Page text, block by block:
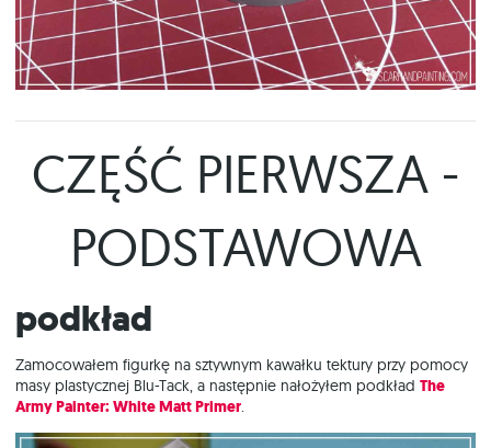
CZĘŚĆ PIERWSZA -
PODSTAWOWA
Podkład
Zamocowałem figurkę na sztywnym kawałku tektury przy pomocy
masy plastycznej Blu-Tack, a następnie nałożyłem podkład The
Army Painter: White Matt Primer.